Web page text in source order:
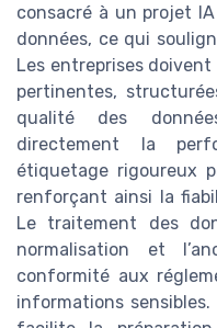
consacré à un projet
données, ce qui
Les entreprises doivent
pertinentes,
qualité des
directement la
étiquetage rigoureux
renforçant ainsi la
Le traitement des
normalisation et
conformité aux
informations sensibles.